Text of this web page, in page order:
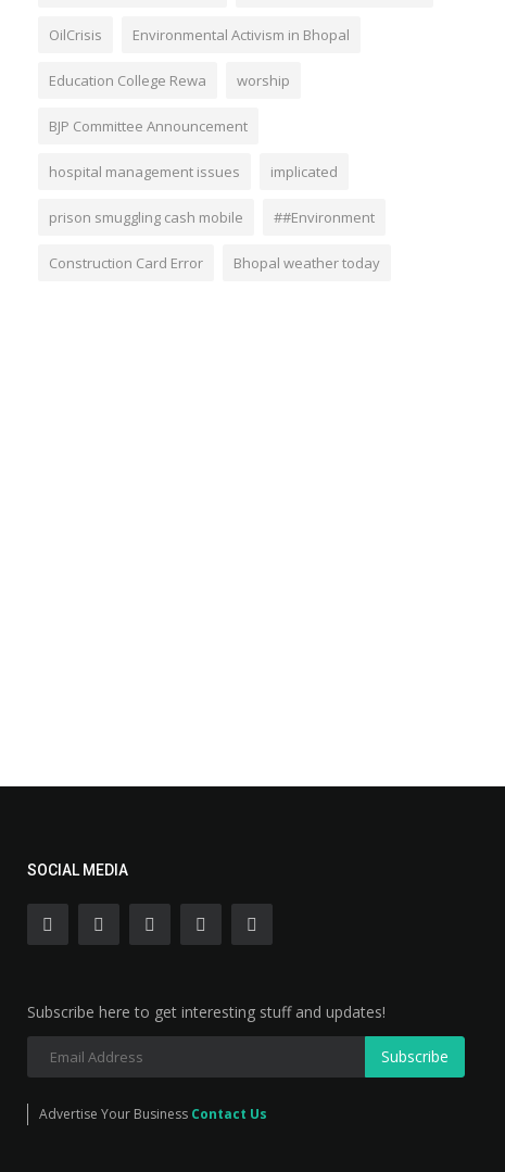
OilCrisis Environmental Activism in Bhopal
Education College Rewa worship
BJP Committee Announcement
hospital management issues implicated
prison smuggling cash mobile ##Environment
Construction Card Error Bhopal weather today
SOCIAL MEDIA
Subscribe here to get interesting stuff and updates!
Subscribe
Advertise Your Business Contact Us